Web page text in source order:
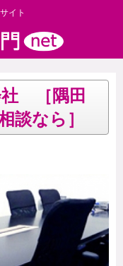
イト
社 ［隅田
談なら］